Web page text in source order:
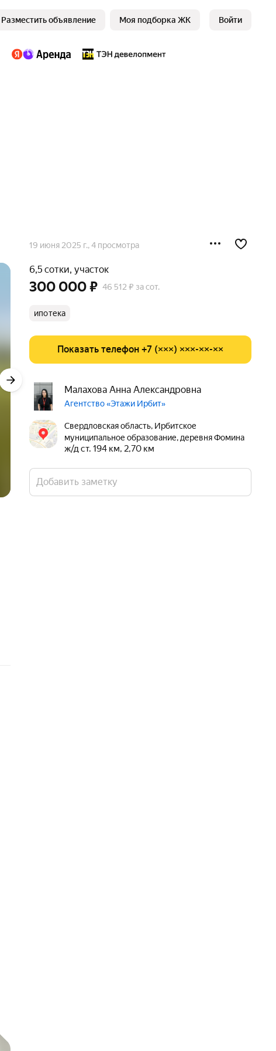
Разместить объявление Моя подборка ЖК Войти
19 июня 2025 г., 4 просмотра
6,5 сотки, участок
300 000 ₽ 46 512 ₽ за сот.
ипотека
Показать телефон +7 (×××) ×××-××-××
Свердловская область, Ирбитское
муниципальное образование, деревня Фомина
ж/д ст. 194 км, 2,70 км
Малахова Анна Александровна
Агентство «Этажи Ирбит»
Добавить заметку